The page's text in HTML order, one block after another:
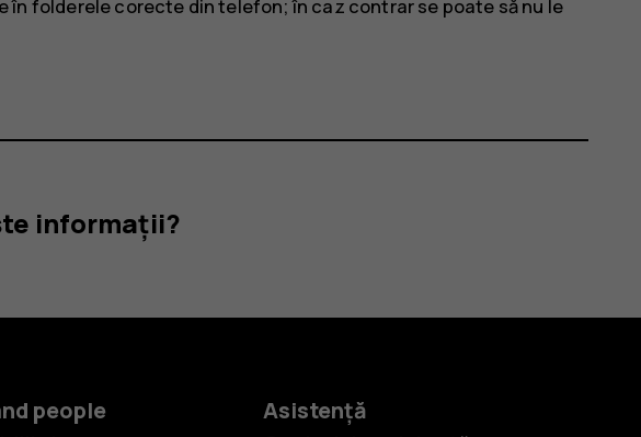
în folderele corecte din telefon; în caz contrar se poate să nu le
informații?
people
Asistență